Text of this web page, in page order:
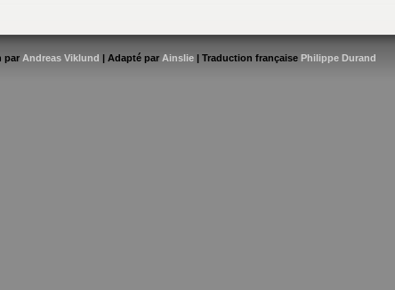
par Andreas Viklund | Adapté par Ainslie | Traduction française Philippe Durand